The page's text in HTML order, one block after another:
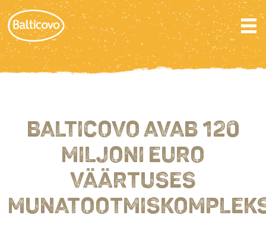
BALTICOVO AVAB 120
MILJONI EURO
VÄÄRTUSES